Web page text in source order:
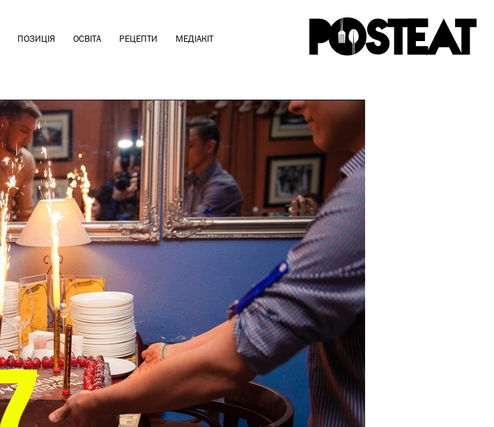
ПОЗИЦІЯ ОСВІТА РЕЦЕПТИ МЕДІАКІТ